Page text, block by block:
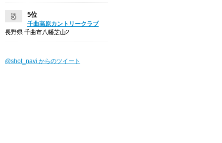
5位
千曲高原カントリークラブ
長野県 千曲市八幡芝山2
@shot_navi からのツイート